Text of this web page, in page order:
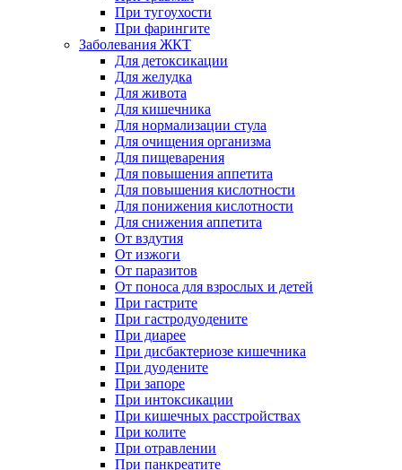
При тугоухости
При фарингите
Заболевания ЖКТ
Для детоксикации
Для желудка
Для живота
Для кишечника
Для нормализации стула
Для очищения организма
Для пищеварения
Для повышения аппетита
Для повышения кислотности
Для понижения кислотности
Для снижения аппетита
От вздутия
От изжоги
От паразитов
От поноса для взрослых и детей
При гастрите
При гастродуодените
При диарее
При дисбактериозе кишечника
При дуодените
При запоре
При интоксикации
При кишечных расстройствах
При колите
При отравлении
При панкреатите